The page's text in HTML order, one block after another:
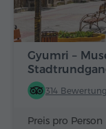
Gyumri –
314
Preis pro Person